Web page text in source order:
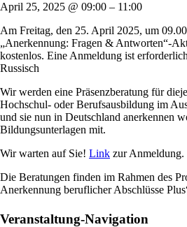
April 25, 2025 @ 09:00 – 11:00
Am Freitag, den 25. April 2025, um
„Anerkennung: Fragen & Antworten“-
kostenlos. Eine Anmeldung ist
Russisch
Wir werden eine Präsenzberatung für
Hochschul- oder Berufsausbildung im
und sie nun in Deutschland anerkennen
Bildungsunterlagen mit.
Wir warten auf Sie! Link zur Anmeldung.
Die Beratungen finden im Rahmen des
Anerkennung beruflicher Abschlüsse
Facebook
X
Bluesky
Reddit
LinkedIn
WhatsApp
Telegram
Tumblr
Xing
Email
Copy
Veranstaltung-Navigation